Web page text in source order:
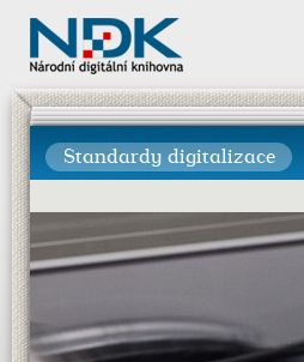
Standardy digitalizace